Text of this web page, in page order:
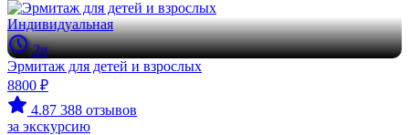
Индивидуальная
2ч
Эрмитаж для детей и взрослых
8800 ₽
4.87 388 отзывов
за экскурсию